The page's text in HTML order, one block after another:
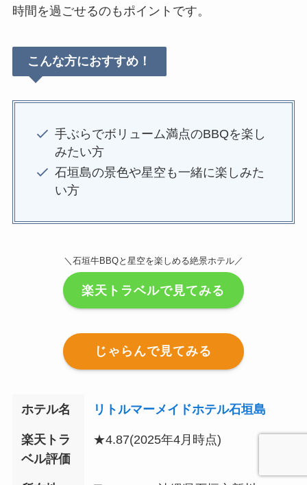
時間を過ごせるのもポイントです。
こんな方におすすめ！
手ぶらでボリューム満点のBBQを楽し
みたい方
石垣島の景色や星空も一緒に楽しみた
い方
＼石垣牛BBQと星空を楽しめる絶景ホテル／
楽天トラベルで見てみる
じゃらんで見てみる
ホテル名 リトルマーメイドホテル石垣島
楽天トラ
ベル評価
★4.87(2025年4月時点)